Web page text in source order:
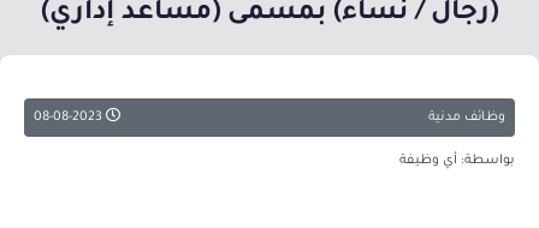
(رجال / نساء) بمسمى (مساعد إداري)
وظائف مدنية
بواسطة: أي وظيفة